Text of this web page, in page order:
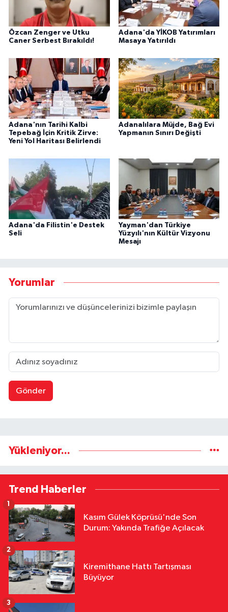
Özcan Zenger ve Utku
Caner Serbest Bırakıldı!
Adana'da YİKOB Yatırımları
Masaya Yatırıldı
Adana'nın Tarihi Kalbi
Tepebağ İçin Kritik Zirve:
Yeni Yol Haritası Belirlendi
Adanalılara Müjde, Bağ Evi
Yapmanın Sınırı Değişti
Adana'da Filistin'e Destek
Seli
Yayman'dan Türkiye
Yüzyılı'nın Kültür Vizyonu
Mesajı
Yorumlar
Gönder
Yükleniyor...
Trend Haberler
Kasım Gülek Köprüsü'nde Son
Durum: Yakında Trafiğe Açılacak
1
Kiremithane Hattı Tartışması
Büyüyor
2
3